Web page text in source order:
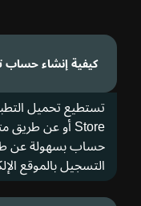
كيفية إنشاء حساب
حساب بسهولة عن
التسجيل بالموقع